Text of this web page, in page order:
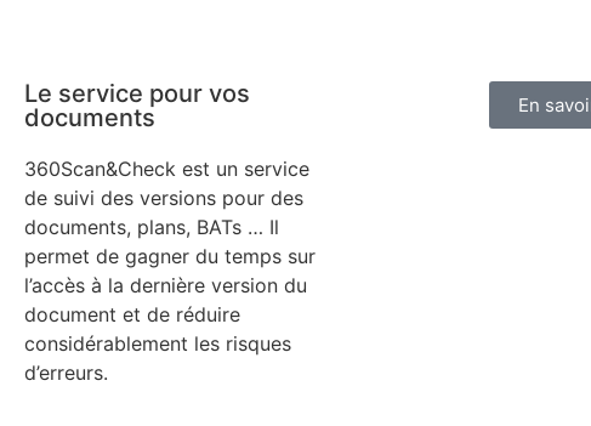
Le service pour vos
documents
360Scan&Check est un service
de suivi des versions pour des
documents, plans, BATs … Il
permet de gagner du temps sur
l’accès à la dernière version du
document et de réduire
considérablement les risques
d’erreurs.
En